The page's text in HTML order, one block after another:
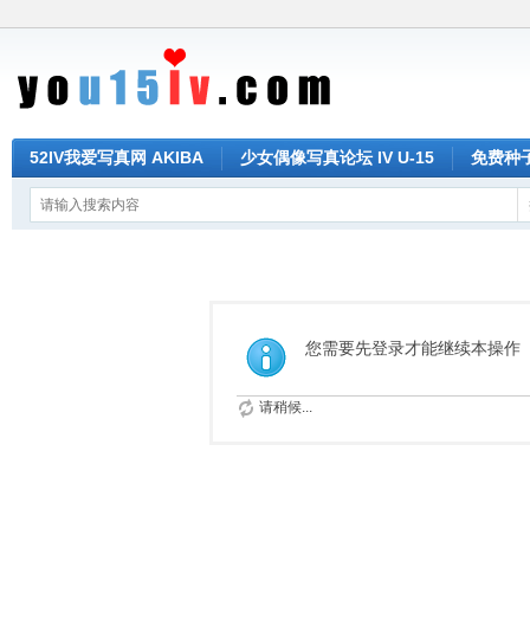
52IV我爱写真网 AKIBA 少女偶像写真论坛 IV U-15 免费种
您需要先登录才能继续本操作
请稍候...